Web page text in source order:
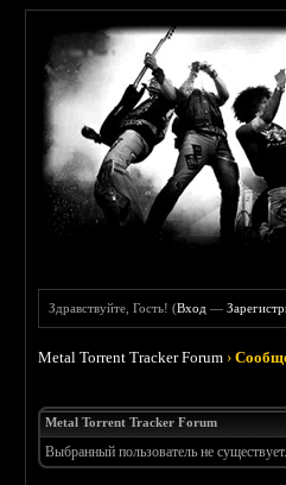
Здравствуйте, Гость! (Вход —
Metal Torrent Tracker Forum ›
Metal Torrent Tracker Forum
Выбранный пользователь не существует.